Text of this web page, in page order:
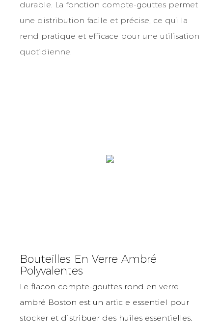
durable. La fonction compte-gouttes permet
une distribution facile et précise, ce qui la
rend pratique et efficace pour une utilisation
quotidienne.
Bouteilles En Verre Ambré
Polyvalentes
Le flacon compte-gouttes rond en verre
ambré Boston est un article essentiel pour
stocker et distribuer des huiles essentielles,